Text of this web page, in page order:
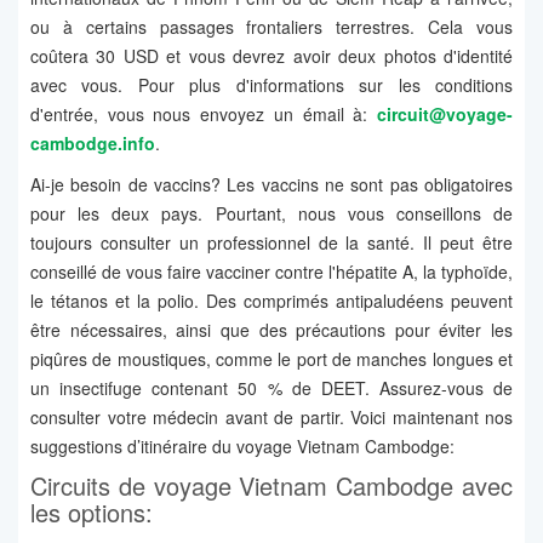
ou à certains passages frontaliers terrestres. Cela vous
coûtera 30 USD et vous devrez avoir deux photos d'identité
avec vous. Pour plus d'informations sur les conditions
d'entrée, vous nous envoyez un émail à: circuit@voyage-
cambodge.info.
Ai-je besoin de vaccins? Les vaccins ne sont pas obligatoires
pour les deux pays. Pourtant, nous vous conseillons de
toujours consulter un professionnel de la santé. Il peut être
conseillé de vous faire vacciner contre l'hépatite A, la typhoïde,
le tétanos et la polio. Des comprimés antipaludéens peuvent
être nécessaires, ainsi que des précautions pour éviter les
piqûres de moustiques, comme le port de manches longues et
un insectifuge contenant 50 % de DEET. Assurez-vous de
consulter votre médecin avant de partir. Voici maintenant nos
suggestions d’itinéraire du voyage Vietnam Cambodge:
Circuits de voyage Vietnam Cambodge avec
les options: